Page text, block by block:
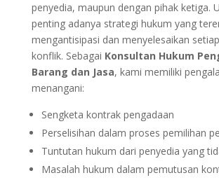
penyedia, maupun dengan pihak ketiga.
penting adanya strategi hukum yang
mengantisipasi dan menyelesaikan
konflik. Sebagai Konsultan Hukum
Barang dan Jasa, kami memiliki
menangani:
Sengketa kontrak pengadaan
Perselisihan dalam proses pemilihan
Tuntutan hukum dari penyedia yang
Masalah hukum dalam pemutusan